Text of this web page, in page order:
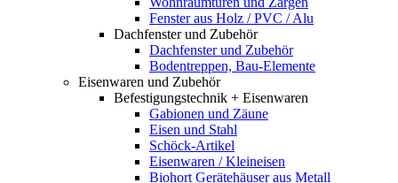
Fenster aus Holz / PVC / Alu
Dachfenster und Zubehör
Dachfenster und Zubehör
Bodentreppen, Bau-Elemente
Eisenwaren und Zubehör
Befestigungstechnik + Eisenwaren
Gabionen und Zäune
Eisen und Stahl
Schöck-Artikel
Eisenwaren / Kleineisen
Biohort Gerätehäuser aus Metall